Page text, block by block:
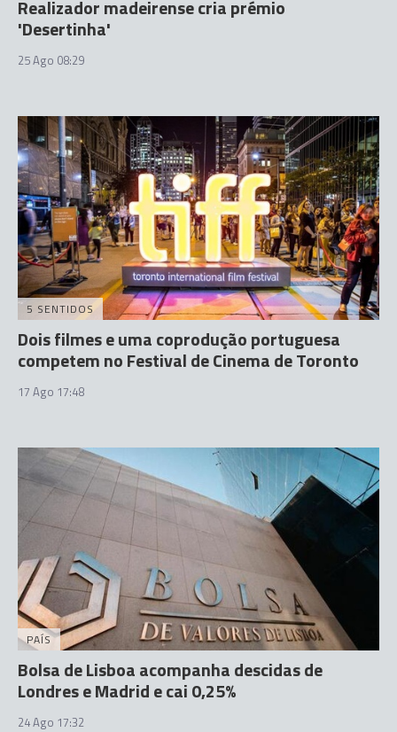
Realizador madeirense cria prémio
'Desertinha'
25 Ago 08:29
5 SENTIDOS
Dois filmes e uma coprodução portuguesa
competem no Festival de Cinema de Toronto
17 Ago 17:48
PAÍS
Bolsa de Lisboa acompanha descidas de
Londres e Madrid e cai 0,25%
24 Ago 17:32